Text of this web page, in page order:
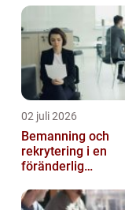
02 juli 2026
Bemanning och
rekrytering i en
föränderlig